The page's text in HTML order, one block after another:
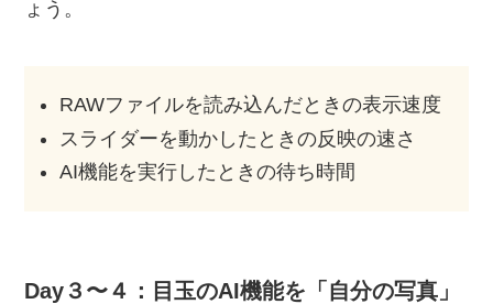
ょう。
RAWファイルを読み込んだときの表示速度
スライダーを動かしたときの反映の速さ
AI機能を実行したときの待ち時間
Day３〜４：目玉のAI機能を「自分の写真」